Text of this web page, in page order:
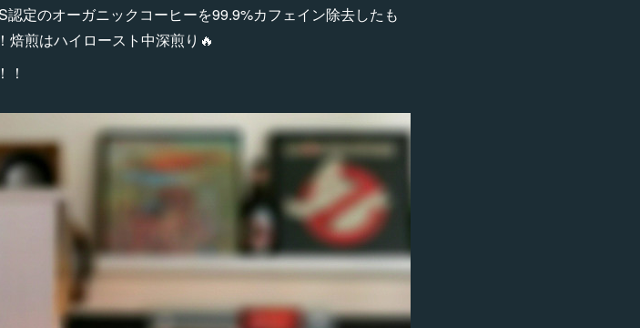
定のオーガニックコーヒーを99.9%カフェイン除去したも
煎はハイロースト中深煎り🔥
！